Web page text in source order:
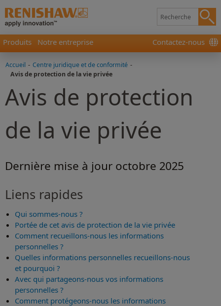
Produits Notre entreprise Contactez-nous
Accueil - Centre juridique et de conformité -
Avis de protection de la vie privée
Avis de protection
de la vie privée
Dernière mise à jour octobre 2025
Liens rapides
Qui sommes-nous ?
Portée de cet avis de protection de la vie privée
Comment recueillons-nous les informations
personnelles ?
Quelles informations personnelles recueillons-nous
et pourquoi ?
Avec qui partageons-nous vos informations
personnelles ?
Comment protégeons-nous les informations